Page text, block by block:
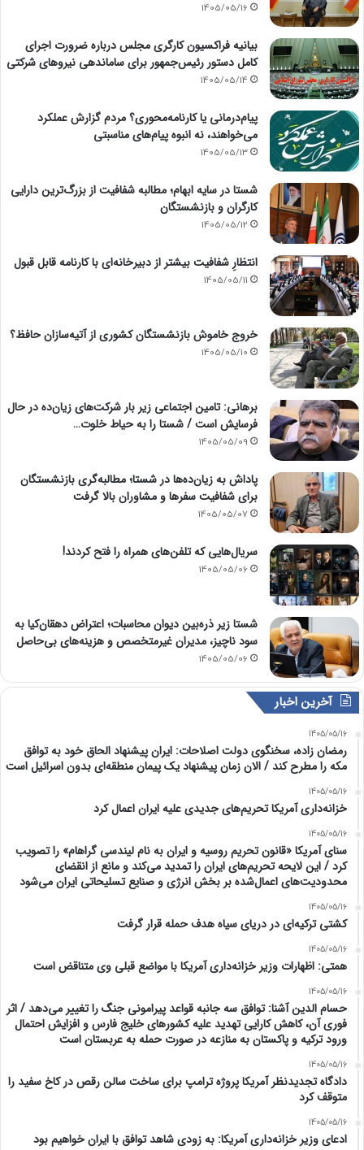
1405/05/16
بیانیه فراکسیون کارگری مجلس درباره ضرورت اجرای
کامل دستور رئیس‌جمهور برای ساماندهی نیروهای شرکتی
1405/05/14
پیام‌درمانی یا کارنامه‌محوری؟ مردم گزارش عملکرد
می‌خواهند، نه انبوه پیام‌های مناسبتی
1405/05/13
شستا در سایه ابهام؛ مطالبه شفافیت از بزرگ‌ترین دارایی
کارگران و بازنشستگان
1405/05/12
انتظارِ شفافیت بیشتر از دبیرخانه‌ای با کارنامه قابل قبول
1405/05/11
خروج خاموش بازنشستگان کشوری از آتیه‌سازان حافظ؟
1405/05/10
برهانی: تامین اجتماعی زیر بار شرکت‌های زیان‌ده در حال
فرسایش است / شستا را به حیاط خلوت…
1405/05/09
پاداش به زیان‌ده‌ها در شستا؛ مطالبه‌گری بازنشستگان
برای شفافیت سفرها و مشاوران بالا گرفت
1405/05/07
سریال‌هایی که تلفن‌های همراه را فتح کردند!
1405/05/06
شستا زیر ذره‌بین دیوان محاسبات؛ اعتراض دهقان‌کیا به
سود ناچیز، مدیران غیرمتخصص و هزینه‌های بی‌حاصل
1405/05/06
آخرین اخبار
1405/05/16
رمضان زاده، سخنگوی دولت اصلاحات: ایران پیشنهاد الحاق خود به توافق
مکه را مطرح کند / الان زمان پیشنهاد یک پیمان منطقه‌ای بدون اسرائیل است
1405/05/16
خزانه‌داری آمریکا تحریم‌های جدیدی علیه ایران اعمال کرد
1405/05/16
سنای آمریکا «قانون تحریم روسیه و ایران به نام لیندسی گراهام» را تصویب
کرد / این لایحه تحریم‌های ایران را تمدید می‌کند و مانع از انقضای
محدودیت‌های اعمال‌شده بر بخش انرژی و صنایع تسلیحاتی ایران می‌شود
1405/05/16
کشتی ترکیه‌ای در دریای سیاه هدف حمله قرار گرفت
1405/05/16
همتی: اظهارات وزیر خزانه‌داری آمریکا با مواضع قبلی وی متناقض است
1405/05/16
حسام الدین آشنا: توافق سه جانبه قواعد پیرامونی جنگ را تغییر می‌دهد / اثر
فوری آن، کاهش کارایی تهدید علیه کشور‌های خلیج فارس و افزایش احتمال
ورود ترکیه و پاکستان به منازعه در صورت حمله به عربستان است
1405/05/16
دادگاه تجدیدنظر آمریکا پروژه ترامپ برای ساخت سالن رقص در کاخ سفید را
متوقف کرد
1405/05/16
ادعای وزیر خزانه‌داری آمریکا: به زودی شاهد توافق با ایران خواهیم بود